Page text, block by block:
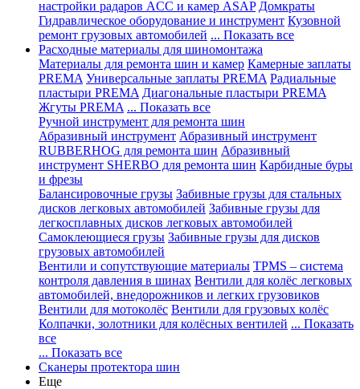
настройки радаров ACC и камер ASAP Домкраты
Гидравлическое оборудование и инструмент Кузовной
ремонт грузовых автомобилей ... Показать все
Расходные материалы для шиномонтажа
Материалы для ремонта шин и камер Камерные заплаты
PREMA Универсальные заплаты PREMA Радиальные
пластыри PREMA Диагональные пластыри PREMA
Жгуты PREMA ... Показать все
Ручной инструмент для ремонта шин
Абразивный инструмент Абразивный инструмент
RUBBERHOG для ремонта шин Абразивный
инструмент SHERBO для ремонта шин Карбидные буры
и фрезы
Балансировочные грузы Забивные грузы для стальных
дисков легковых автомобилей Забивные грузы для
легкосплавных дисков легковых автомобилей
Самоклеющиеся грузы Забивные грузы для дисков
грузовых автомобилей
Вентили и сопутствующие материалы TPMS – система
контроля давления в шинах Вентили для колёс легковых
автомобилей, внедорожников и легких грузовиков
Вентили для мотоколёс Вентили для грузовых колёс
Колпачки, золотники для колёсных вентилей ... Показать
все
... Показать все
Сканеры протектора шин
Еще